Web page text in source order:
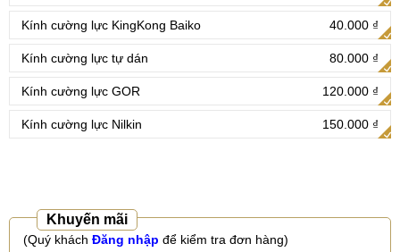
Kính cường lực KingKong Baiko 40.000 ₫
Kính cường lực tự dán 80.000 ₫
Kính cường lực GOR 120.000 ₫
Kính cường lực Nilkin 150.000 ₫
Khuyến mãi
(Quý khách Đăng nhập để kiểm tra đơn hàng)